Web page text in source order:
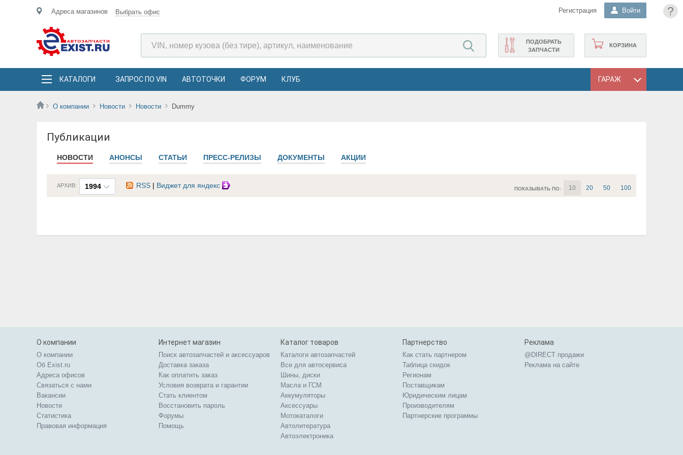
?
Адреса магазинов Выбрать офис Регистрация Войти
КОРЗИНА
ПОДОБРАТЬ
ЗАПЧАСТИ
КАТАЛОГИ ЗАПРОС ПО VIN АВТОТОЧКИ ФОРУМ КЛУБ ГАРАЖ
О компании Новости Новости Dummy
Публикации
НОВОСТИ АНОНСЫ СТАТЬИ ПРЕСС-РЕЛИЗЫ ДОКУМЕНТЫ АКЦИИ
1994
АРХИВ: RSS | Виджет для яндекс ПОКАЗЫВАТЬ ПО: 10 20 50 100
О компании
О компании
Об Exist.ru
Адреса офисов
Связаться с нами
Вакансии
Новости
Статистика
Правовая информация
Интернет магазин
Поиск автозапчастей и аксессуаров
Доставка заказа
Как оплатить заказ
Условия возврата и гарантии
Стать клиентом
Восстановить пароль
Форумы
Помощь
Каталог товаров
Каталоги автозапчастей
Все для автосервиса
Шины, диски
Масла и ГСМ
Аккумуляторы
Аксессуары
Мотокаталоги
Автолитература
Автоэлектроника
Партнерство
Как стать партнером
Таблица скидок
Регионам
Поставщикам
Юридическим лицам
Производителям
Партнерские программы
Реклама
@DIRECT продажи
Реклама на сайте